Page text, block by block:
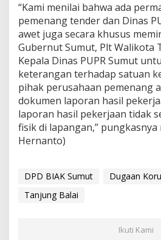
“Kami menilai bahwa ada
pemenang tender dan Dinas
awet juga secara khusus
Gubernut Sumut, Plt Walikota
Kepala Dinas PUPR Sumut
keterangan terhadap satuan
pihak perusahaan pemenang
dokumen laporan hasil
laporan hasil pekerjaan tidak
fisik di lapangan,”
Hernanto)
DPD BIAK Sumut
Dugaan
Tanjung Balai
Ikuti Kami